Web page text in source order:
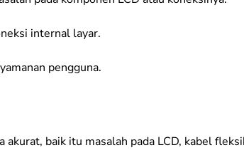
internal layar.
pengguna.
baik itu masalah pada LCD, kabel